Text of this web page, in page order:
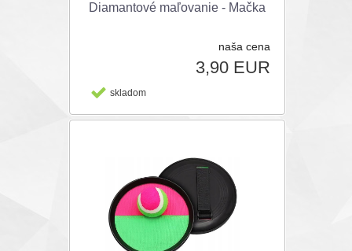
Diamantové maľovanie - Mačka
naša cena
3,90 EUR
skladom